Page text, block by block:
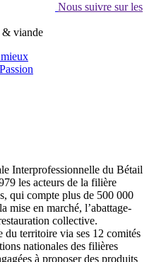
Nous suivre sur les
& viande
Interprofessionnelle du Bétail
les acteurs de la filière
qui compte plus de 500 000
mise en marché, l’abattage-
collective.
du territoire via ses 12 comités
nationales des filières
à proposer des produits